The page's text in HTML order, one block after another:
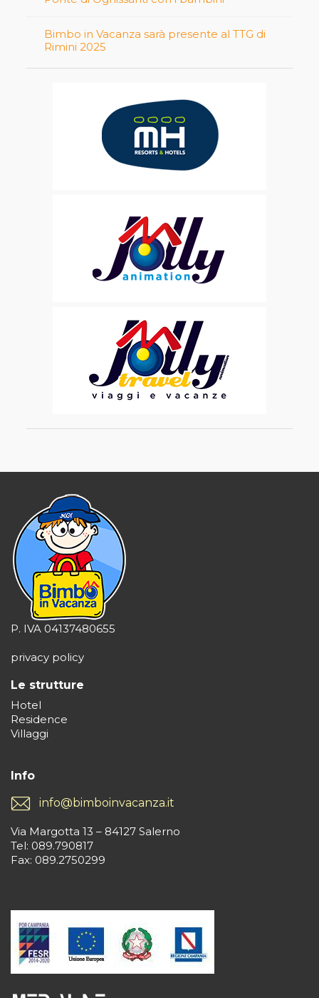
Bimbo in Vacanza sarà presente al TTG di
Rimini 2025
P. IVA 04137480655
privacy policy
Le strutture
Hotel
Residence
Villaggi
Info
info@bimboinvacanza.it
Via Margotta 13 – 84127 Salerno
Tel: 089.790817
Fax: 089.2750299